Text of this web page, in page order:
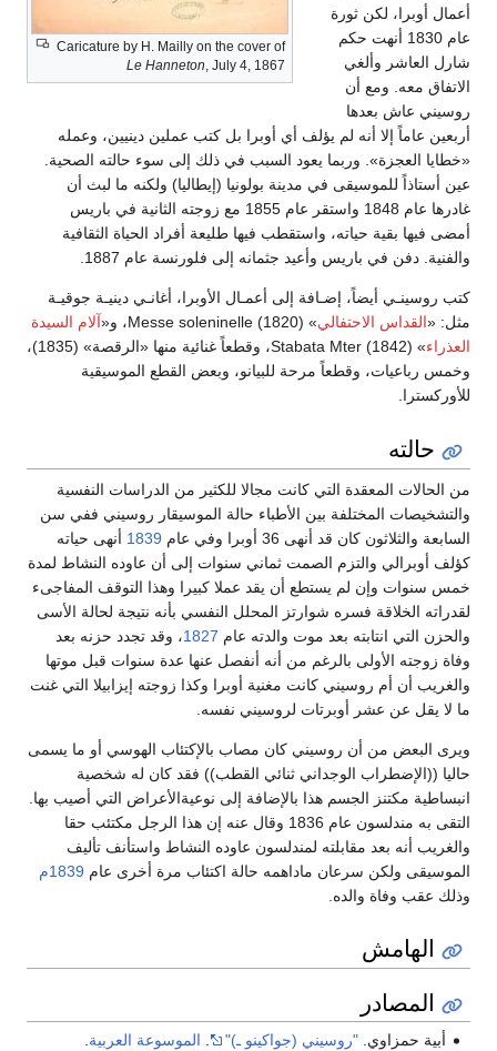
Caricature by H. Mailly on the cover of
Le Hanneton, July 4, 1867
أعمال أوبرا، لكن ثورة
عام 1830 أنهت حكم
شارل العاشر وألغي
الاتفاق معه. ومع أن
روسيني عاش بعدها
أربعين عاماً إلا أنه لم يؤلف أي أوبرا بل كتب عملين دينيين، وعمله
«خطايا العجزة». وربما يعود السبب في ذلك إلى سوء حالته الصحية.
عين أستاذاً للموسيقى في مدينة بولونيا (إيطاليا) ولكنه ما لبث أن
غادرها عام 1848 واستقر عام 1855 مع زوجته الثانية في باريس
أمضى فيها بقية حياته، واستقطب فيها طليعة أفراد الحياة الثقافية
والفنية. دفن في باريس وأعيد جثمانه إلى فلورنسة عام 1887.
كتب روسينـي أيضاً، إضـافة إلى أعمـال الأوبرا، أغانـي دينيـة جوقيـة
مثل: «القداس الاحتفالي» (1820) Messe soleninelle، و«
آلام السيدة
العذراء
» (1842) Stabata Mter، وقطعاً غنائية منها «الرقصة» (1835)،
وخمس رباعيات، وقطعاً مرحة للبيانو، وبعض القطع الموسيقية
للأوركسترا.
حالته
من الحالات المعقدة التي كانت مجالا للكثير من الدراسات النفسية
والتشخيصات المختلفة بين الأطباء حالة الموسيقار روسيني ففي سن
السابعة والثلاثون كان قد أنهى 36 أوبرا وفي عام
1839 أنهى حياته
كؤلف أوبرالي والتزم الصمت ثماني سنوات إلى أن عاوده النشاط لمدة
خمس سنوات وإن لم يستطع أن يقد عملا كبيرا وهذا التوقف المفاجىء
لقدراته الخلاقة فسره شوارتز المحلل النفسي بأنه نتيجة لحالة الأسى
والحزن التي انتابته بعد موت والدته عام 1827، وقد تجدد حزنه بعد
وفاة زوجته الأولى بالرغم من أنه أنفصل عنها عدة سنوات قبل موتها
والغريب أن أم روسيني كانت مغنية أوبرا وكذا زوجته إيزابيلا التي غنت
ما لا يقل عن عشر أوبرتات لروسيني نفسه.
ويرى البعض من أن روسيني كان مصاب بالإكتئاب الهوسي أو ما يسمى
حاليا ((الإضطراب الوجداني ثنائي القطب)) فقد كان له شخصية
انبساطية مكتنز الجسم هذا بالإضافة إلى نوعيةالأعراض التي أصيب بها.
التقى به مندلسون عام 1836 وقال عنه إن هذا الرجل مكتئب حقا
والغريب أنه بعد مقابلته لمندلسون عاوده النشاط واستأنف تأليف
الموسيقى ولكن سرعان ماداهمه حالة اكتئاب مرة أخرى عام 1839م
وذلك عقب وفاة والده.
الهامش
المصادر
أبية حمزاوي."روسيني (جواكينو ـ)" . الموسوعة العربية.